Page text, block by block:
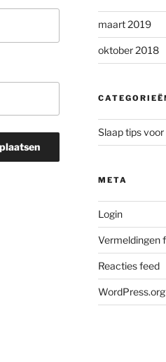
maart 2019
oktober 2018
Slaap tips
META
Login
Vermeldingen
Reacties feed
WordPress.org